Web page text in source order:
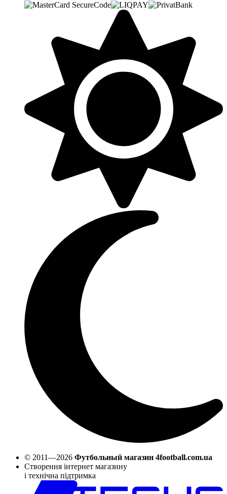
© 2011—2026 Футбольный магазин 4football.com.ua
Створення інтернет магазину
і технічна підтримка